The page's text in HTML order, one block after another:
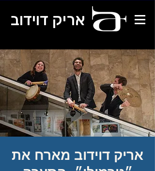
אריק דוידוב
אריק דוידוב מארח את